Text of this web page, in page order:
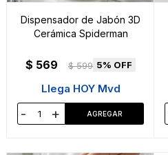
Dispensador de Jabón 3D
Cerámica Spiderman
$ 569 $ 599 5
Llega HOY Mvd
- +